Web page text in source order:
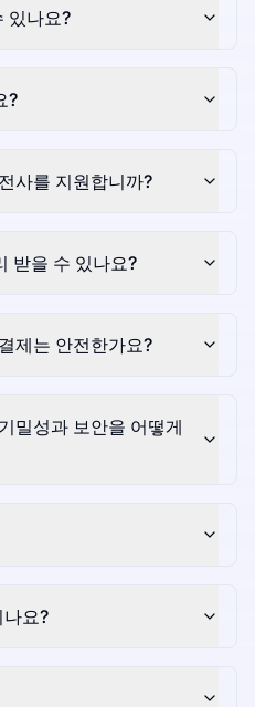
있나요?
?
사를 지원합니까?
받을 수 있나요?
제는 안전한가요?
밀성과 보안을 어떻게
요?